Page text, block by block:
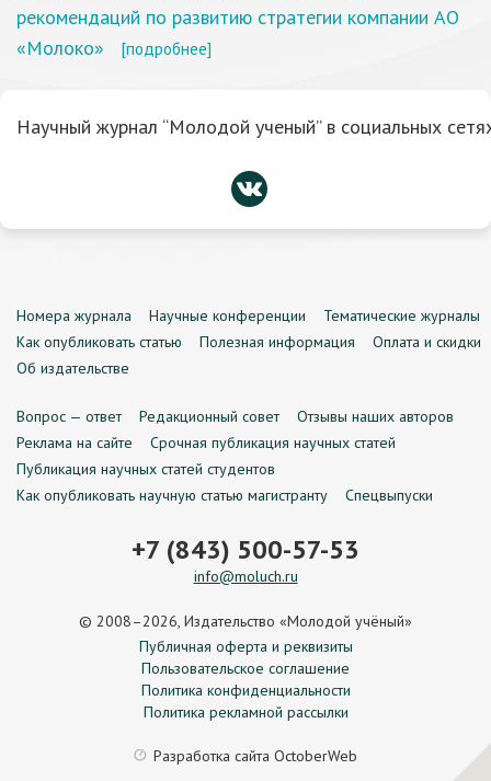
рекомендаций по развитию стратегии компании АО
«Молоко»
[подробнее]
Научный журнал “Молодой ученый” в социальных
Номера журнала Научные конференции
Тематические журналы
Как опубликовать статью
Полезная информация
Оплата и скидки
Об издательстве
Вопрос — ответ Редакционный совет
Отзывы наших авторов
Реклама на сайте
Срочная публикация научных статей
Публикация научных статей студентов
Как опубликовать научную статью магистранту
Спецвыпуски
+7 (843) 500-57-53
info@moluch.ru
© 2008–2026, Издательство «Молодой учёный»
Публичная оферта и реквизиты
Пользовательское соглашение
Политика конфиденциальности
Политика рекламной рассылки
Разработка сайта OctoberWeb